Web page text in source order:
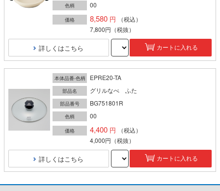
色柄 00
価格 8,580
（税込）
7,800円 （税抜）
詳しくはこちら カートに入れる
本体品番-色柄 EPRE20-TA
部品名 グリルなべ ふた
部品番号 BG751801R
色柄 00
価格 4,400
（税込）
4,000円 （税抜）
詳しくはこちら カートに入れる